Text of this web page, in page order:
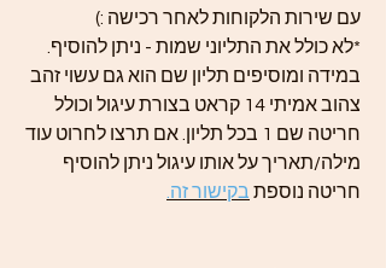
עם שירות הלקוחות לאחר רכישה :)
*לא כולל את התליוני שמות - ניתן להוסיף.
במידה ומוסיפים תליון שם הוא גם עשוי זהב
צהוב אמיתי 14 קראט בצורת עיגול וכולל
חריטה שם 1 בכל תליון. אם תרצו לחרוט עוד
מילה/תאריך על אותו עיגול ניתן להוסיף
חריטה נוספת בקישור זה.